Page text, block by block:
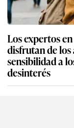
Los expertos
disfrutan de
sensibilidad a
desinterés